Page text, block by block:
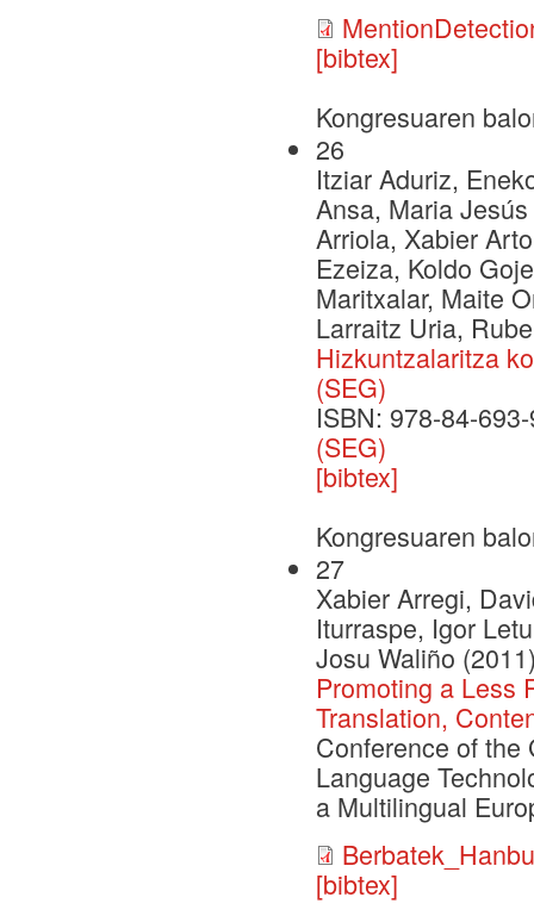
[bibtex]
Kongresuaren
26
Itziar Aduriz,
Ansa, Maria
Arriola, Xabier
Ezeiza, Koldo
Maritxalar, Maite
Larraitz Uria,
Hizkuntzalaritza
(SEG)
ISBN: 978-84-
(SEG)
[bibtex]
Kongresuaren
27
Xabier Arregi,
Iturraspe, Igor
Josu Waliño
Promoting a Less
Translation,
Conference of the
Language
a Multilingual
[bibtex]